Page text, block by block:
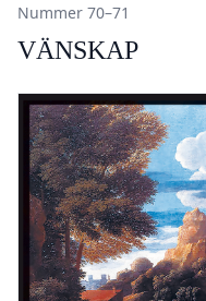
Nummer 70–71
VÄNSKAP